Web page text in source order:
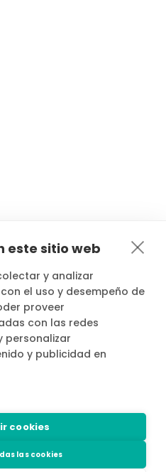
este sitio web
y analizar
el uso y desempeño de
proveer
con las redes
personalizar
y publicidad en
cookies
las cookies
rights reserved.
S.L. con AXA SEGUROS
Reaseguros, siempre que conste